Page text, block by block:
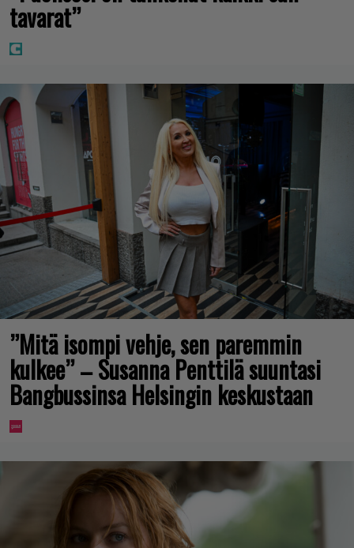
tavarat”
”Mitä isompi vehje, sen paremmin
kulkee” – Susanna Penttilä suuntasi
Bangbussinsa Helsingin keskustaan